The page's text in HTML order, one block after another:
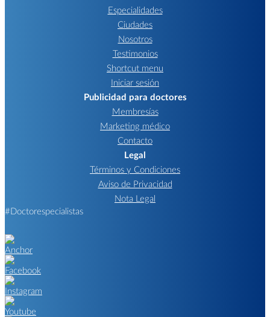
Especialidades
Ciudades
Nosotros
Testimonios
Shortcut menu
Iniciar sesión
Publicidad para doctores
Membresías
Marketing médico
Contacto
Legal
Términos y Condiciones
Aviso de Privacidad
Nota Legal
#Doctorespecialistas